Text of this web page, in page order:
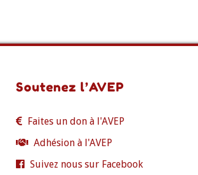
Soutenez l’AVEP
Faites un don à l'AVEP
Adhésion à l'AVEP
Suivez nous sur Facebook